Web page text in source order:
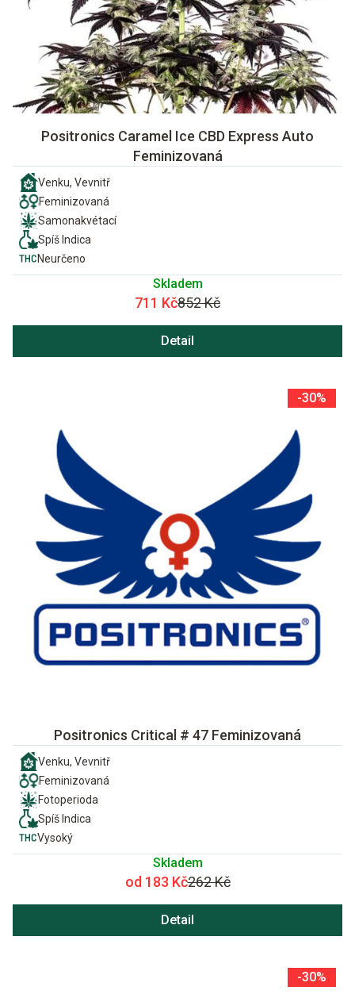
Positronics Caramel Ice CBD Express Auto
Feminizovaná
Venku, Vevnitř
Feminizovaná
Samonakvétací
Spíš Indica
Neurčeno
Skladem
711 Kč852 Kč
Detail
-30%
Positronics Critical # 47 Feminizovaná
Venku, Vevnitř
Feminizovaná
Fotoperioda
Spíš Indica
Vysoký
Skladem
od 183 Kč262 Kč
Detail
-30%